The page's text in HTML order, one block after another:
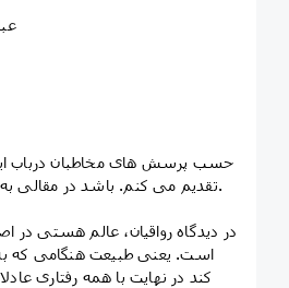
حسب پرسش های مخاطبان درباب
تقدیم می کنم. باشد در مقالی به تفصیل شرح داده شود.
در دیدگاه رواقیان، عالم هستی در
است. یعنی طبیعت هنگامی که
کند در نهایت با همه رفتاری